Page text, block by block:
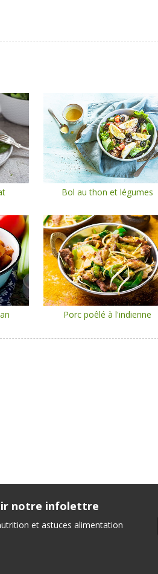
Bol au thon et légumes
Porc poêlé à l'indienne
notre infolettre
et astuces alimentation